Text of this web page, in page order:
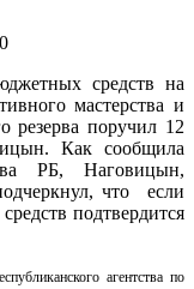
средств на
мастерства и
резерва поручил 12
Как сообщила
РБ, Наговицын,
что если
подтвердится
агентства по